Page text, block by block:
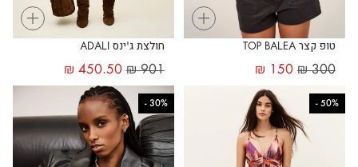
+
טופ קצר TOP BALEA
₪300
₪ 150
+
חולצת ג'ינס ADALI
₪901
₪ 450.50
50%
-
30%
-